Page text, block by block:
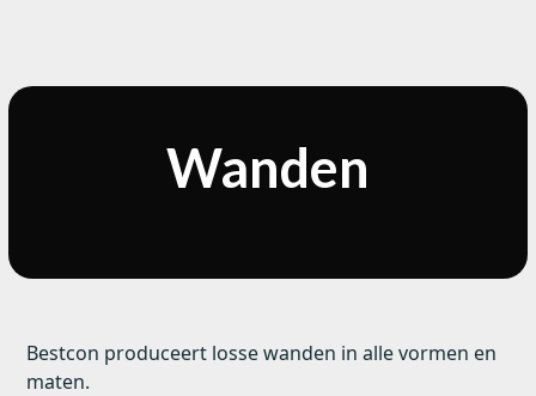
Wanden
Bestcon produceert losse wanden in alle vormen en
maten.